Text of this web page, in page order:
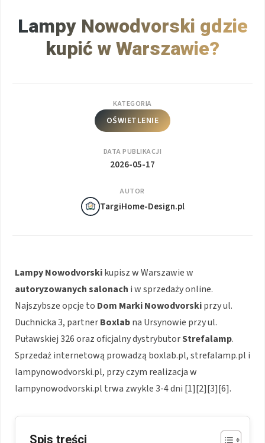
Lampy Nowodvorski gdzie
kupić w Warszawie?
KATEGORIA
OŚWIETLENIE
DATA PUBLIKACJI
2026-05-17
AUTOR
TargiHome-Design.pl
Lampy Nowodvorskikupisz w Warszawie w
autoryzowanych salonach i w sprzedaży online.
Najszybsze opcje to Dom Marki Nowodvorskiprzy ul.
Duchnicka 3, partnerBoxlabna Ursynowie przy ul.
Puławskiej 326 oraz oficjalny dystrybutorStrefalamp.
Sprzedaż internetową prowadzą boxlab.pl, strefalamp.pl i
lampynowodvorski.pl, przy czym realizacja w
lampynowodvorski.pl trwa zwykle 3-4 dni [1][2][3][6].
Spis treści